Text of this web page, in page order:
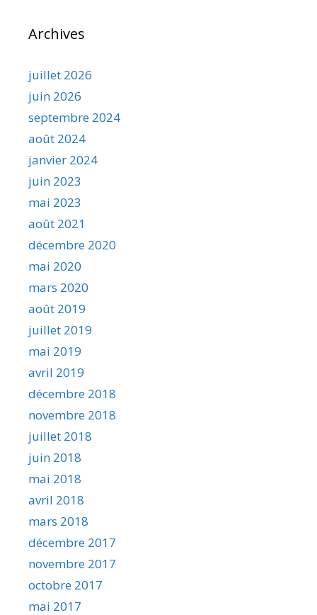
Archives
juillet 2026
juin 2026
septembre 2024
août 2024
janvier 2024
juin 2023
mai 2023
août 2021
décembre 2020
mai 2020
mars 2020
août 2019
juillet 2019
mai 2019
avril 2019
décembre 2018
novembre 2018
juillet 2018
juin 2018
mai 2018
avril 2018
mars 2018
décembre 2017
novembre 2017
octobre 2017
mai 2017